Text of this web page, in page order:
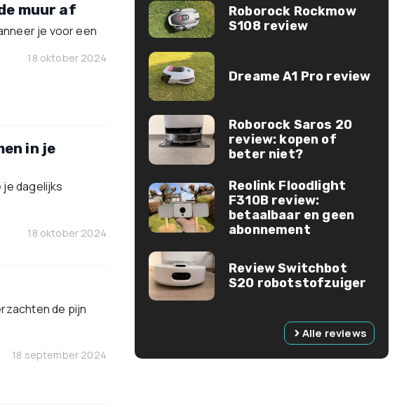
muur af
je voor een
18 oktober 2024
in je
je dagelijks
18 oktober 2024
de pijn
18 september 2024
Roborock Rockmow
S108 review
Dreame A1 Pro review
Roborock Saros 20
review: kopen of
beter niet?
Reolink Floodlight
F310B review:
betaalbaar en geen
abonnement
Review Switchbot
S20 robotstofzuiger
Alle reviews